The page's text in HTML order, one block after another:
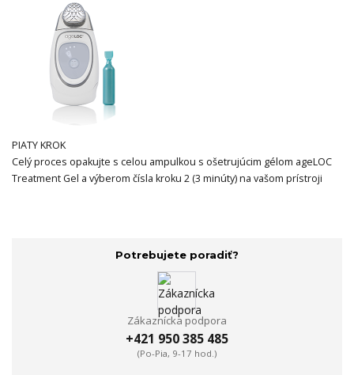
PIATY KROK
Celý proces opakujte s celou ampulkou s ošetrujúcim gélom ageLOC
Treatment Gel a výberom čísla kroku 2 (3 minúty) na vašom prístroji
Potrebujete poradiť?
Zákaznícka podpora
+421 950 385 485
(Po-Pia, 9-17 hod.)